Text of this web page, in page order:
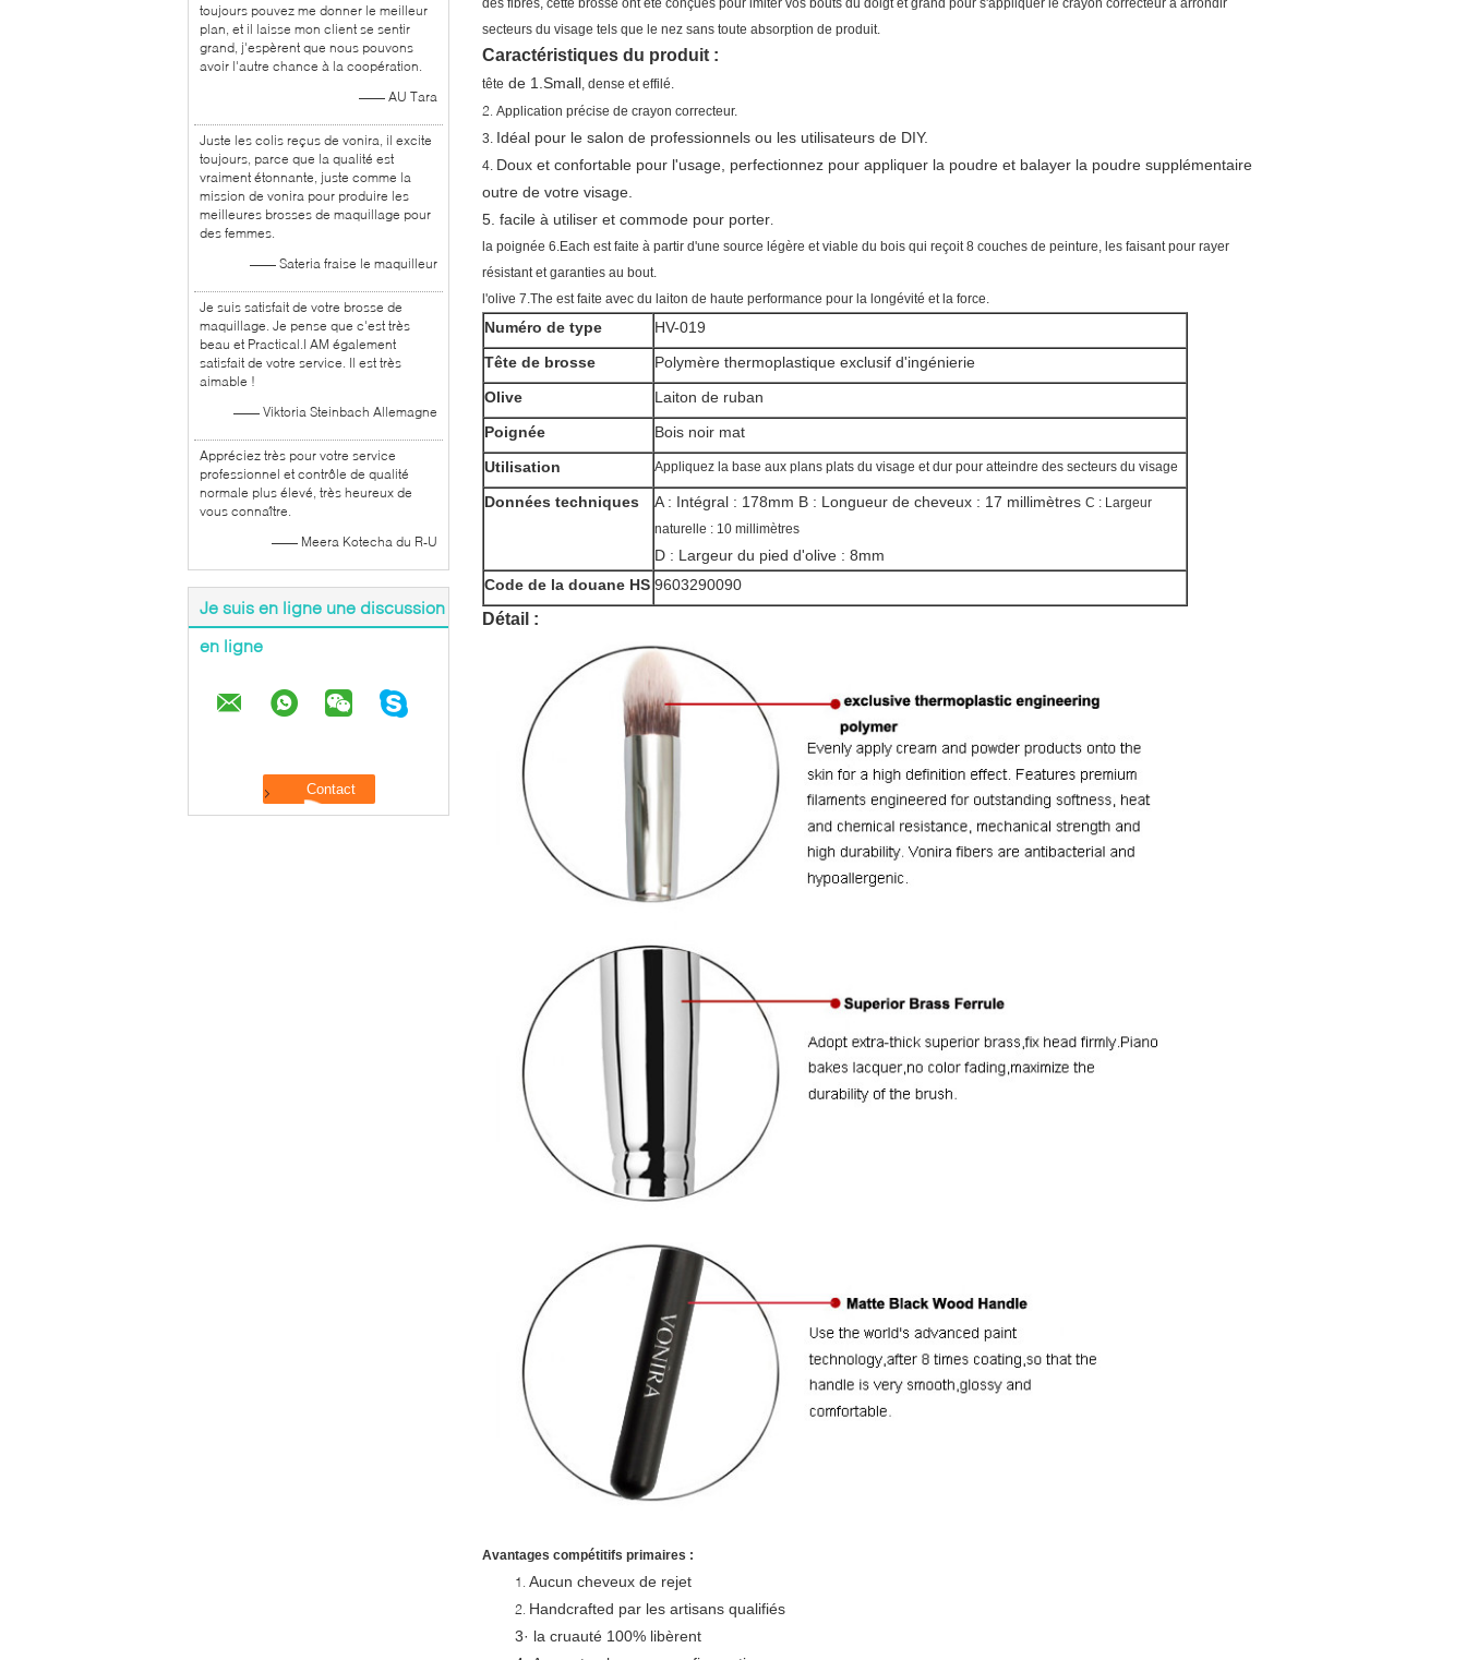
toujours pouvez me donner le meilleur
plan, et il laisse mon client se sentir
grand, j'espèrent que nous pouvons
avoir l'autre chance à la coopération.
—— AU Tara
Juste les colis reçus de vonira, il excite
toujours, parce que la qualité est
vraiment étonnante, juste comme la
mission de vonira pour produire les
meilleures brosses de maquillage pour
des femmes.
—— Sateria fraise le maquilleur
Je suis satisfait de votre brosse de
maquillage. Je pense que c'est très
beau et Practical.I AM également
satisfait de votre service. Il est très
aimable !
—— Viktoria Steinbach Allemagne
Appréciez très pour votre service
professionnel et contrôle de qualité
normale plus élevé, très heureux de
vous connaître.
—— Meera Kotecha du R-U
Je suis en ligne une discussion
en ligne
des fibres, cette brosse ont été conçues pour imiter vos bouts du doigt et grand pour s'appliquer le crayon correcteur à arrondir
secteurs du visage tels que le nez sans toute absorption de produit.
Caractéristiques du produit :
tête de 1.Small, dense et effilé.
2. Application précise de crayon correcteur.
3. Idéal pour le salon de professionnels ou les utilisateurs de DIY.
4. Doux et confortable pour l'usage, perfectionnez pour appliquer la poudre et balayer la poudre supplémentaire
outre de votre visage.
5. facile à utiliser et commode pour porter.
la poignée 6.Each est faite à partir d'une source légère et viable du bois qui reçoit 8 couches de peinture, les faisant pour rayer
résistant et garanties au bout.
l'olive 7.The est faite avec du laiton de haute performance pour la longévité et la force.
Numéro de type
HV-019
Tête de brosse
Polymère thermoplastique exclusif d'ingénierie
Olive
Laiton de ruban
Poignée
Bois noir mat
Utilisation
Appliquez la base aux plans plats du visage et dur pour atteindre des secteurs du visage
Données techniques A : Intégral : 178mm B : Longueur de cheveux : 17 millimètres C : Largeur
naturelle : 10 millimètres
D : Largeur du pied d'olive : 8mm
Code de la douane HS 9603290090
Détail :
Avantages compétitifs primaires :
1. Aucun cheveux de rejet
2. Handcrafted par les artisans qualifiés
3· la cruauté 100% libèrent